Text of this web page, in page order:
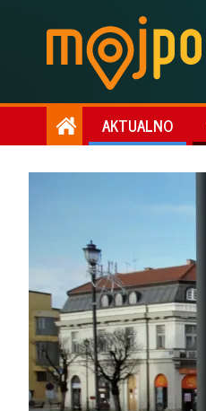
AKTUALNO